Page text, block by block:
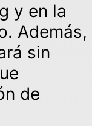
y en la
Además,
sin
de